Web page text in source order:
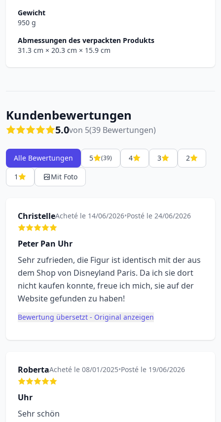
Gewicht
950 g
Abmessungen des verpackten Produkts
31.3 cm × 20.3 cm × 15.9 cm
Kundenbewertungen
5.0von 5(39 Bewertungen)
Alle Bewertungen 5 (39) 4 3
2
1
Mit Foto
ChristelleAcheté le 14/06/2026•Posté le 24/06/2026
Peter Pan Uhr
Sehr zufrieden, die Figur ist identisch mit der aus
dem Shop von Disneyland Paris. Da ich sie dort
nicht kaufen konnte, freue ich mich, sie auf der
Website gefunden zu haben!
Bewertung übersetzt - Original anzeigen
RobertaAcheté le 08/01/2025•Posté le 19/06/2026
Uhr
Sehr schön